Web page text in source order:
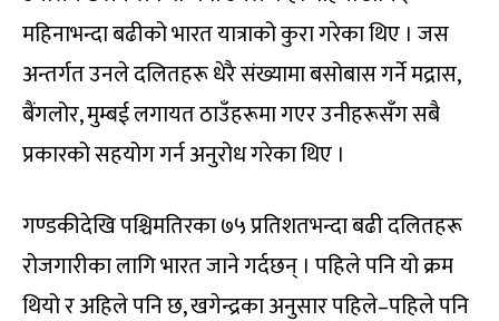
महिनाभन्दा बढीको भारत यात्राको कुरा गरेका थिए । जस
अन्तर्गत उनले दलितहरू धेरै संख्यामा बसोबास गर्ने मद्रास,
बैंगलोर, मुम्बई लगायत ठाउँहरूमा गएर उनीहरूसँग सबै
प्रकारको सहयोग गर्न अनुरोध गरेका थिए ।
गण्डकीदेखि पश्चिमतिरका ७५ प्रतिशतभन्दा बढी दलितहरू
रोजगारीका लागि भारत जाने गर्दछन् । पहिले पनि यो क्रम
थियो र अहिले पनि छ, खगेन्द्रका अनुसार पहिले–पहिले पनि